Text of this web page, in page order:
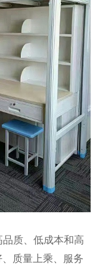
质、低成本和高
质量上乘、服务